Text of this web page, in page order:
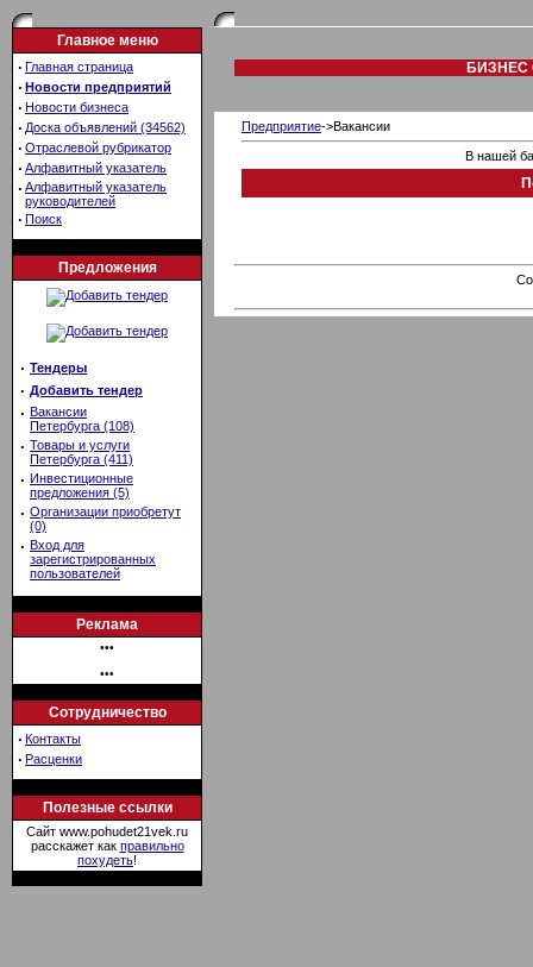
Главное меню
· Главная страница
· Новости предприятий
· Новости бизнеса
· Доска объявлений (34562)
· Отраслевой рубрикатор
· Алфавитный указатель
· Алфавитный указатель
руководителей
· Поиск
Предложения
· Тендеры
· Добавить тендер
· Вакансии
Петербурга (108)
· Товары и услуги
Петербурга (411)
· Инвестиционные
предложения (5)
· Организации приобретут
(0)
· Вход для
зарегистрированных
пользователей
Реклама
•••
•••
Сотрудничество
· Контакты
· Расценки
Полезные ссылки
Сайт www.pohudet21vek.ru
расскажет как правильно
похудеть!
БИЗНЕС
Предприятие->Вакансии
В нашей